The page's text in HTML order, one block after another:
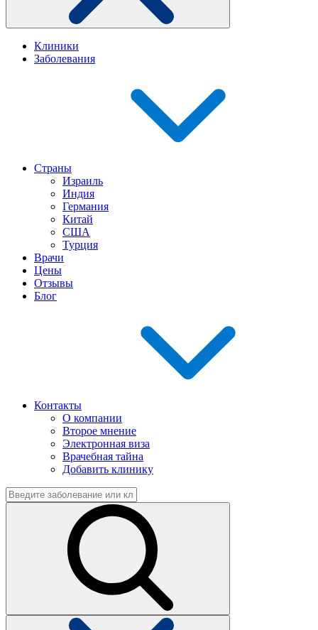
Клиники
Заболевания
Страны
Израиль
Индия
Германия
Китай
США
Турция
Врачи
Цены
Отзывы
Блог
Контакты
О компании
Второе мнение
Электронная виза
Врачебная тайна
Добавить клинику